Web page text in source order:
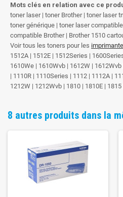
Mots clés en relation avec ce
toner laser | toner Brother | toner laser
toner générique | toner laser
compatible Brother | Brother 1510
Voir tous les toners pour les
1512A | 1512E | 1512Series |
1610We | 1610Wvb | 1612W |
| 1110R | 1110Series | 1112 | 1112A |
1212W | 1212Wvb | 1810 | 1810E |
8 autres produits dans la